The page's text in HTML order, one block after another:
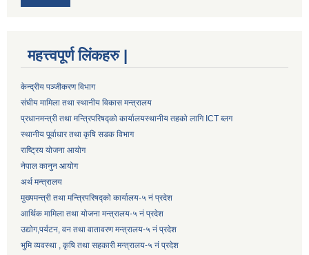
महत्त्वपूर्ण लिंकहरु |
केन्द्रीय पञ्जीकरण विभाग
संघीय मामिला तथा स्थानीय विकास मन्त्रालय
प्रधानमन्त्री तथा मन्त्रिपरिषद्को कार्यालयस्थानीय तहको लागि ICT ब्लग
स्थानीय पूर्वाधार तथा कृषि सडक विभाग
राष्ट्रिय योजना आयोग
नेपाल कानुन आयोग
अर्थ मन्त्रालय
मुख्यमन्त्री तथा मन्त्रिपरिषद्को कार्यालय-५ नं प्रदेश
आर्थिक मामिला तथा योजना मन्त्रालय-५ नं प्रदेश
उद्याेग,पर्यटन, वन तथा वातावरण मन्त्रालय-५ नं प्रदेश
भुमि व्यवस्था , कृषि तथा सहकारी मन्त्रालय-५ नं प्रदेश